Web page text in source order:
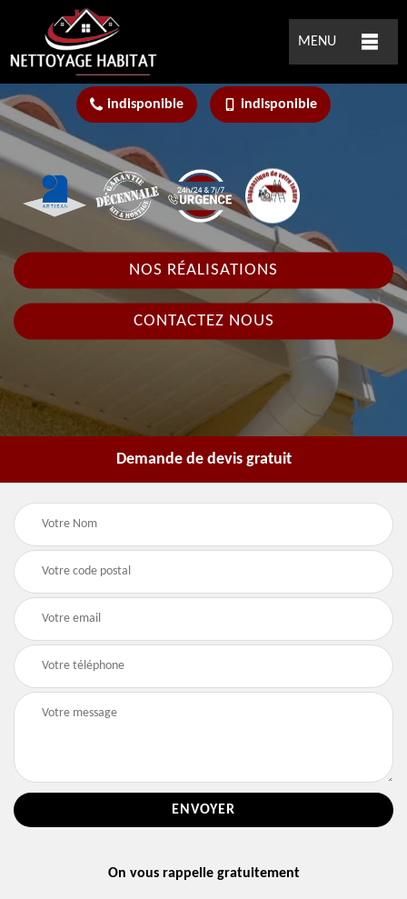
MENU
indisponible indisponible
NOS RÉALISATIONS
CONTACTEZ NOUS
Demande de devis gratuit
On vous rappelle gratuitement